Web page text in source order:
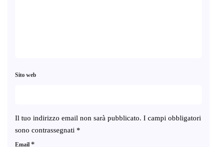
Il tuo indirizzo email non sarà pubblicato. I campi obbligatori
sono contrassegnati *
Email *
Sito web